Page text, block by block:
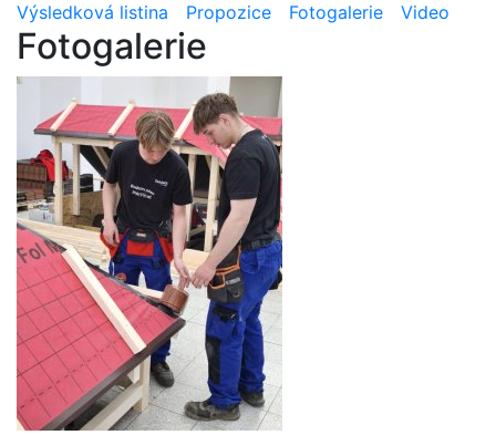
Výsledková listina Propozice Fotogalerie Video
Fotogalerie